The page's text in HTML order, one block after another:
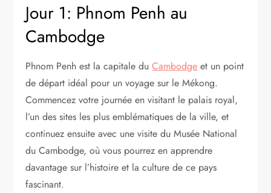
Jour 1: Phnom Penh au
Cambodge
Phnom Penh est la capitale duCambodge et un point
de départ idéal pour un voyage sur le Mékong.
Commencez votre journée en visitant le palais royal,
l’un des sites les plus emblématiques de la ville, et
continuez ensuite avec une visite du Musée National
du Cambodge, où vous pourrez en apprendre
davantage sur l’histoire et la culture de ce pays
fascinant.